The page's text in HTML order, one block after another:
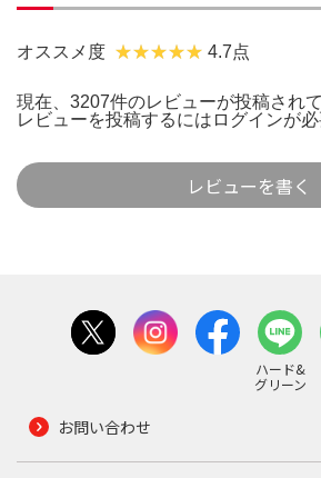
オススメ度 4.7点
現在、3207件のレビューが投稿されて
レビューを投稿するには ログインが必
レビューを書く
ハード&
グリーン
お問い合わせ